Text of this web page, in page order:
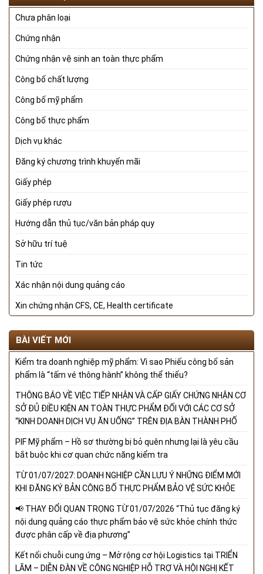
Chưa phân loại
Chứng nhận
Chứng nhận vệ sinh an toàn thực phẩm
Công bố chất lượng
Công bố mỹ phẩm
Công bố thực phẩm
Dịch vụ khác
Đăng ký chương trình khuyến mãi
Giấy phép
Giấy phép rượu
Hướng dẫn thủ tục/văn bản pháp quy
Sở hữu trí tuệ
Tin tức
Xác nhận nội dung quảng cáo
Xin chứng nhận CFS, CE, Health certificate
BÀI VIẾT MỚI
Kiểm tra doanh nghiệp mỹ phẩm: Vì sao Phiếu công bố sản
phẩm là “tấm vé thông hành” không thể thiếu?
THÔNG BÁO VỀ VIỆC TIẾP NHẬN VÀ CẤP GIẤY CHỨNG NHẬN CƠ
SỞ ĐỦ ĐIỀU KIỆN AN TOÀN THỰC PHẨM ĐỐI VỚI CÁC CƠ SỞ
“KINH DOANH DỊCH VỤ ĂN UỐNG” TRÊN ĐỊA BÀN THÀNH PHỐ
PIF Mỹ phẩm – Hồ sơ thường bị bỏ quên nhưng lại là yêu cầu
bắt buộc khi cơ quan chức năng kiểm tra
TỪ 01/07/2027: DOANH NGHIỆP CẦN LƯU Ý NHỮNG ĐIỂM MỚI
KHI ĐĂNG KÝ BẢN CÔNG BỐ THỰC PHẨM BẢO VỆ SỨC KHỎE
📢 THAY ĐỔI QUAN TRỌNG TỪ 01/07/2026 “Thủ tục đăng ký
nội dung quảng cáo thực phẩm bảo vệ sức khỏe chính thức
được phân cấp về địa phương”
Kết nối chuỗi cung ứng – Mở rộng cơ hội Logistics tại TRIỂN
LÃM – DIỄN ĐÀN VỀ CÔNG NGHIỆP HỖ TRỢ VÀ HỘI NGHỊ KẾT